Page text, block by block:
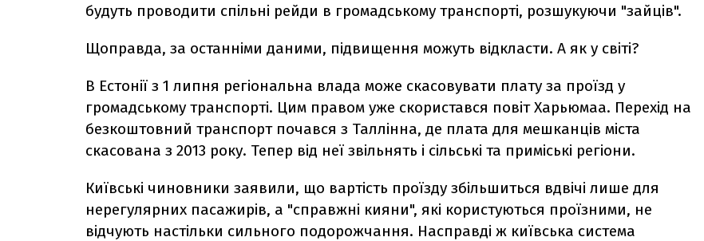
будуть проводити спільні рейди в громадському транспорті, розшукуючи "зайців".
Щоправда, за останніми даними, підвищення можуть відкласти. А як у світі?
В Естонії з 1 липня регіональна влада може скасовувати плату за проїзд у
громадському транспорті. Цим правом уже скористався повіт Харьюмаа. Перехід на
безкоштовний транспорт почався з Таллінна, де плата для мешканців міста
скасована з 2013 року. Тепер від неї звільнять і сільські та приміські регіони.
Київські чиновники заявили, що вартість проїзду збільшиться вдвічі лише для
нерегулярних пасажирів, а "справжні кияни", які користуються проїзними, не
відчують настільки сильного подорожчання. Насправді ж київська система